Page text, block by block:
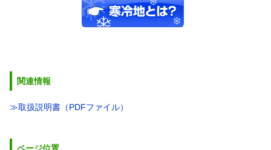
関連情報
≫取扱説明書（PDFファイル）
ページ位置